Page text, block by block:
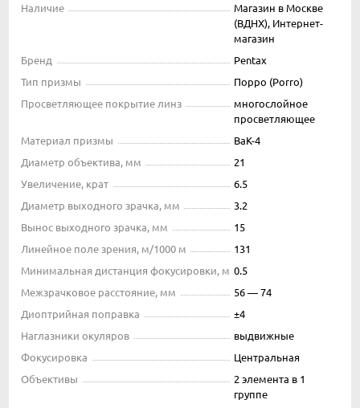
Наличие
Магазин в Москве
(ВДНХ), Интернет-
магазин
Бренд
Pentax
Тип призмы
Порро (Porro)
Просветляющее покрытие линз
многослойное
просветляющее
Материал призмы
BaK-4
Диаметр объектива, мм
21
Увеличение, крат
6.5
Диаметр выходного зрачка, мм
3.2
Вынос выходного зрачка, мм
15
Линейное поле зрения, м/1000 м
131
Минимальная дистанция фокусировки, м 0.5
Межзрачковое расстояние, мм
56 — 74
Диоптрийная поправка
±4
Наглазники окуляров
выдвижные
Фокусировка
Центральная
Объективы
2 элемента в 1
группе